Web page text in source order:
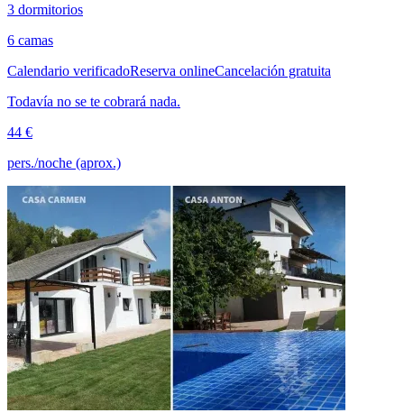
3 dormitorios
6 camas
Calendario verificadoReserva onlineCancelación gratuita
Todavía no se te cobrará nada.
44 €
pers./noche (aprox.)